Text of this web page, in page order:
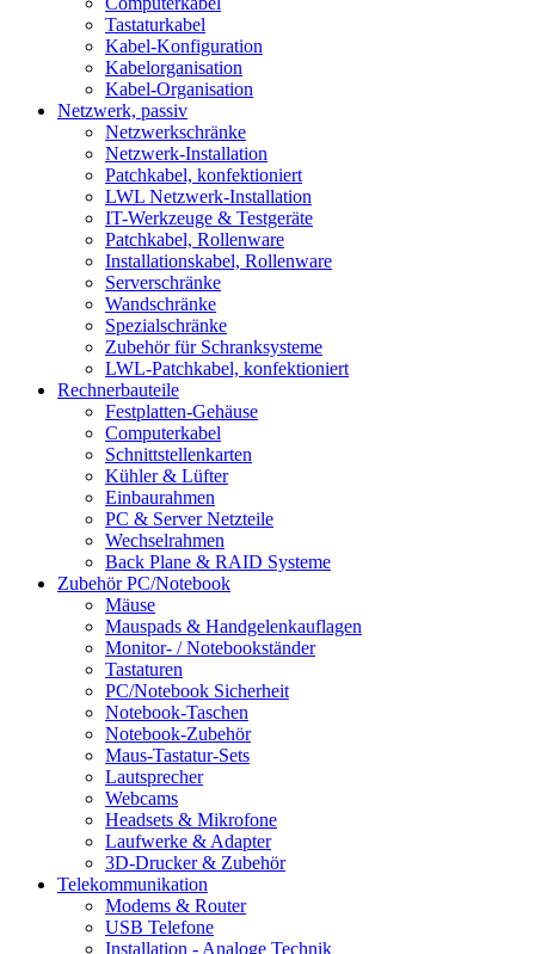
Tastaturkabel
Kabel-Konfiguration
Kabelorganisation
Kabel-Organisation
Netzwerk, passiv
Netzwerkschränke
Netzwerk-Installation
Patchkabel, konfektioniert
LWL Netzwerk-Installation
IT-Werkzeuge & Testgeräte
Patchkabel, Rollenware
Installationskabel, Rollenware
Serverschränke
Wandschränke
Spezialschränke
Zubehör für Schranksysteme
LWL-Patchkabel, konfektioniert
Rechnerbauteile
Festplatten-Gehäuse
Computerkabel
Schnittstellenkarten
Kühler & Lüfter
Einbaurahmen
PC & Server Netzteile
Wechselrahmen
Back Plane & RAID Systeme
Zubehör PC/Notebook
Mäuse
Mauspads & Handgelenkauflagen
Monitor- / Notebookständer
Tastaturen
PC/Notebook Sicherheit
Notebook-Taschen
Notebook-Zubehör
Maus-Tastatur-Sets
Lautsprecher
Webcams
Headsets & Mikrofone
Laufwerke & Adapter
3D-Drucker & Zubehör
Telekommunikation
Modems & Router
USB Telefone
Installation - Analoge Technik